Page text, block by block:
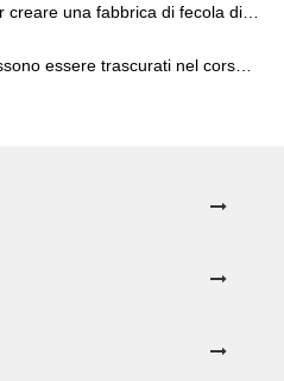
una fabbrica di fecola di patate dolci?
nel corso della lavorazione dell'amido di patate dolci